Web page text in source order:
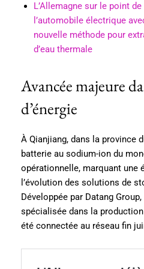
L’Allemagne sur le point
l’automobile électrique
nouvelle méthode pour
d’eau thermale
Avancée majeure
d’énergie
À Qianjiang, dans la province
batterie au sodium-ion du
opérationnelle, marquant une
l’évolution des solutions de
Développée par Datang
spécialisée dans la
été connectée au réseau fin